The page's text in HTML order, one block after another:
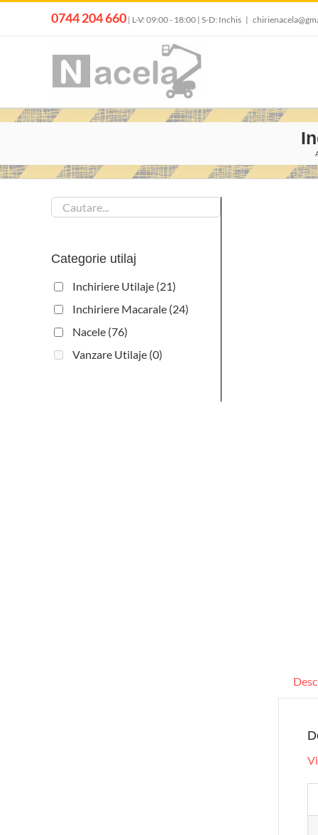
0744 204 660 | L-V: 09:00 - 18:00 | S-D: Inchis |
Categorie utilaj
Inchiriere Utilaje (21)
Inchiriere Macarale (24)
Nacele (76)
Vanzare Utilaje (0)